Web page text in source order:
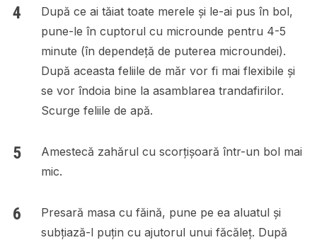
După ce ai tăiat toate merele și le-ai pus în bol,
pune-le în cuptorul cu microunde pentru 4-5
minute (în dependeță de puterea microundei).
După aceasta feliile de măr vor fi mai flexibile și
se vor îndoia bine la asamblarea trandafirilor.
Scurge feliile de apă.
Amestecă zahărul cu scorțișoară într-un bol mai
mic.
Presară masa cu făină, pune pe ea aluatul și
subțiază-l puțin cu ajutorul unui făcăleț. După